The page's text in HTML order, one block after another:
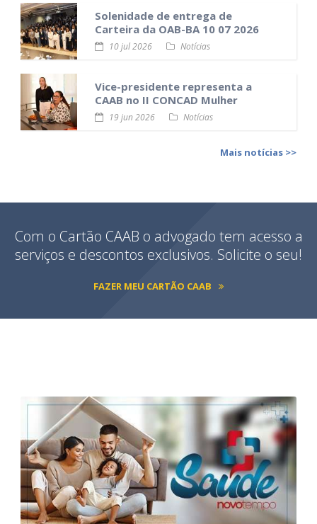
Solenidade de entrega de
Carteira da OAB-BA 10 07 2026
10 jul 2026 Notícias
Vice-presidente representa a
CAAB no II CONCAD Mulher
19 jun 2026 Notícias
Mais notícias >>
Com o Cartão CAAB o advogado tem acesso a
serviços e descontos exclusivos. Solicite o seu!
FAZER MEU CARTÃO CAAB